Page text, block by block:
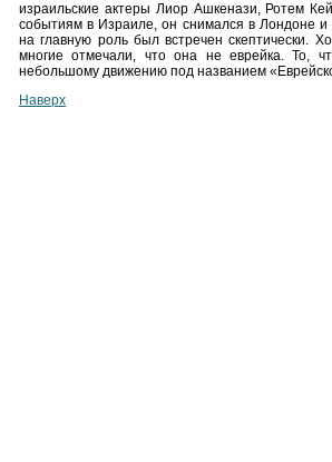
израильские актеры Лиор Ашкенази, Ротем
событиям в Израиле, он снимался в Лондоне
на главную роль был встречен скептически.
многие отмечали, что она не еврейка. То,
небольшому движению под названием
Наверх